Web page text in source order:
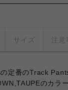
サイズ 注意
定番のTrack
のカラ